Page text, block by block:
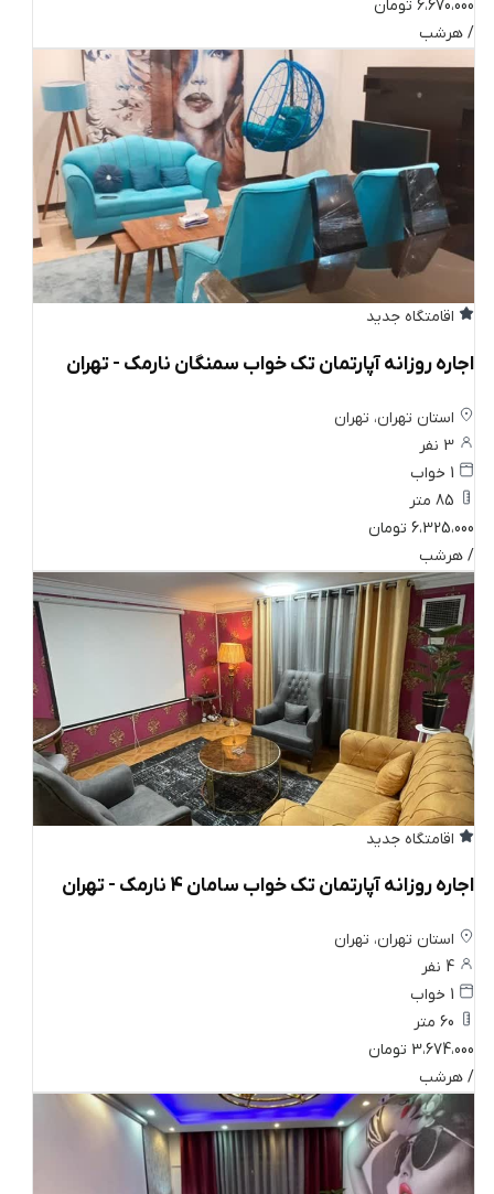
6،670،000 تومان
/ هرشب
اقامتگاه جدید
اجاره روزانه آپارتمان تک خواب سمنگان نارمک - تهران
استان تهران، تهران
6،325،000 تومان
/ هرشب
اقامتگاه جدید
اجاره روزانه آپارتمان تک خواب سامان 4 نارمک - تهران
استان تهران، تهران
3،674،000 تومان
/ هرشب